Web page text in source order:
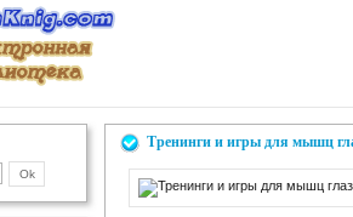
Тренинги и игры для мышц